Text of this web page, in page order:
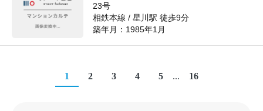
23号
相鉄本線 / 星川駅 徒歩9分
築年月： 1985年1月
1 2 3 4 5 ... 16